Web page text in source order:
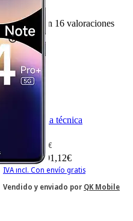
Ficha técnica
16Basado en 16 valoraciones
349,34€
291,12 €291,12€
IVA incl. Con envío gratis
Vendido y enviado por QK Mobile